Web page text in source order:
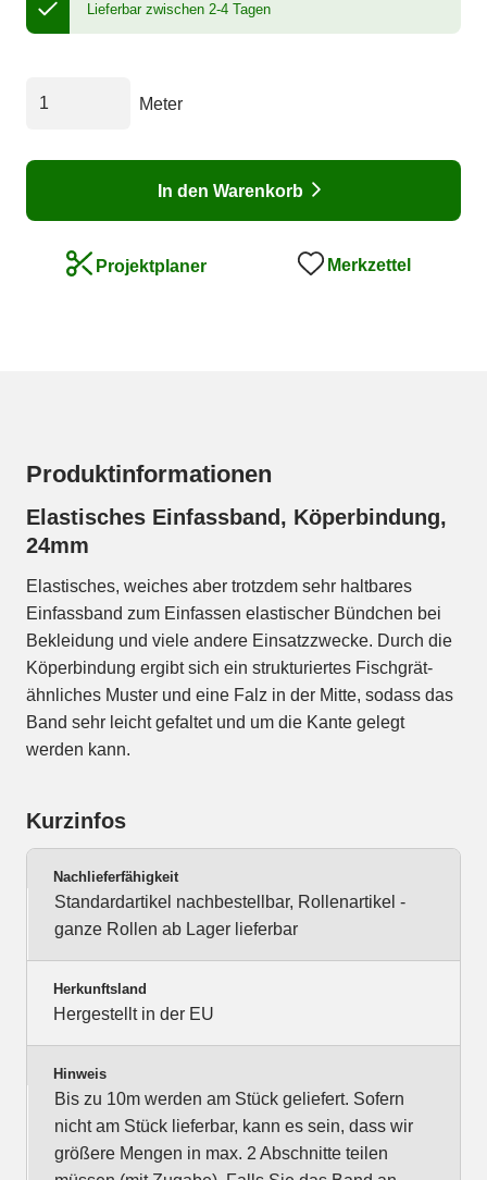
Lieferbar zwischen 2-4 Tagen
Meter
In den Warenkorb
Projektplaner Merkzettel
Produktinformationen
Elastisches Einfassband, Köperbindung,
24mm
Elastisches, weiches aber trotzdem sehr haltbares
Einfassband zum Einfassen elastischer Bündchen bei
Bekleidung und viele andere Einsatzzwecke. Durch die
Köperbindung ergibt sich ein strukturiertes Fischgrät-
ähnliches Muster und eine Falz in der Mitte, sodass das
Band sehr leicht gefaltet und um die Kante gelegt
werden kann.
Kurzinfos
Nachlieferfähigkeit
Standardartikel nachbestellbar, Rollenartikel -
ganze Rollen ab Lager lieferbar
Herkunftsland
Hergestellt in der EU
Hinweis
Bis zu 10m werden am Stück geliefert. Sofern
nicht am Stück lieferbar, kann es sein, dass wir
größere Mengen in max. 2 Abschnitte teilen